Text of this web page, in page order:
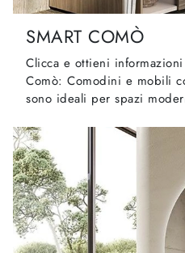
SMART COMÒ
Clicca e ottieni
Comò: Comodini e mobili
sono ideali per spazi